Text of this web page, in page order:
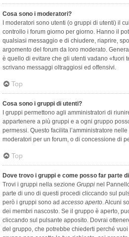
Cosa sono i moderatori?
I moderatori sono utenti (o gruppi di utenti) il
controllo i forum giorno per giorno. Hanno il
qualsiasi messaggio e di chiudere, riaprire,
argomento del forum da loro moderato.
è quello di evitare che gli utenti vadano «fuori
scrivano messaggi oltraggiosi ed offensivi.
Top
Cosa sono i gruppi di utenti?
I gruppi permettono agli amministratori di
appartenere a più gruppi e a ogni gruppo
permessi. Questo facilita l’amministratore
moderatori per un forum, o di concessione di
Top
Dove trovo i gruppi e come posso far parte
Trovi i gruppi nella sezione Gruppi nel
parte di uno di questi procedi cliccando sul
però i gruppi sono ad accesso aperto. Alcuni
dei membri nascosto. Se il gruppo è aperto,
cliccando sul pulsante apposito. Dovrai
del gruppo, che potrebbe chiederti perché